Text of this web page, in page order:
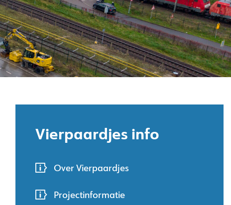
Vierpaardjes info
Over Vierpaardjes
Projectinformatie